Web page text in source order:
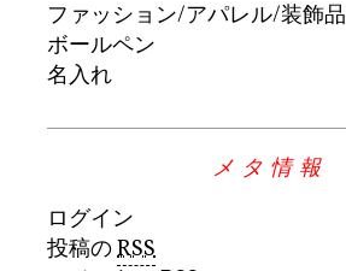
ファッション/アパレル/装飾品
ボールペン
名入れ
メタ情報
ログイン
投稿のRSS